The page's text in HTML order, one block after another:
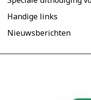
Handige links
Nieuwsberichten